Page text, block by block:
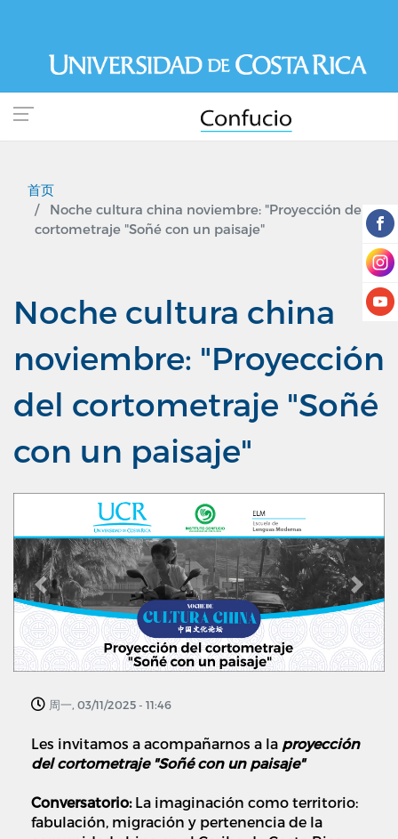
到
内
容
首页
Noche cultura china noviembre: "Proyección del
cortometraje "Soñé con un paisaje"
Noche cultura china
noviembre: "Proyección
del cortometraje "Soñé
con un paisaje"
Previous Next
周一, 03/11/2025 - 11:46
Les invitamos a acompañarnos a la proyección
del cortometraje "Soñé con un paisaje"
Conversatorio: La imaginación como territorio:
fabulación, migración y pertenencia de la